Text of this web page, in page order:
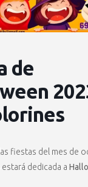
de
fiestas del mes de
estará dedicada a